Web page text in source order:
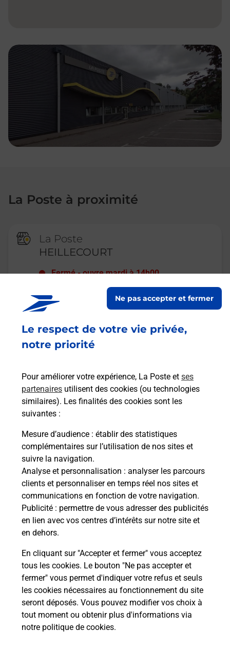
Le respect de votre vie privée,
notre priorité
Pour améliorer votre expérience, La Poste et ses
partenaires utilisent des cookies (ou technologies
similaires). Les finalités des cookies sont les
suivantes :
Mesure d’audience : établir des statistiques
complémentaires sur l’utilisation de nos sites et
suivre la navigation.
Analyse et personnalisation : analyser les parcours
clients et personnaliser en temps réel nos sites et
communications en fonction de votre navigation.
Publicité : permettre de vous adresser des publicités
en lien avec vos centres d’intérêts sur notre site et
en dehors.
En cliquant sur "Accepter et fermer" vous acceptez
tous les cookies. Le bouton "Ne pas accepter et
fermer" vous permet d'indiquer votre refus et seuls
les cookies nécessaires au fonctionnement du site
seront déposés. Vous pouvez modifier vos choix à
tout moment ou obtenir plus d'informations via
notre politique de cookies.
Ne pas accepter et fermer
La Poste à proximité
La Poste
HEILLECOURT
Fermé-ouvre mardi à 14h00
32 RUE GUSTAVE LEMAIRE
54180
HEILLECOURT
En savoir plus
VANDOEUVRE PARCS ET
CHATEAUX
Fermé
1 RUE DE KEHL
54500 VANDOEUVRE LES NANCY
En savoir plus
Malin !
La Poste
Ouvert 24h/24
En savoir plus
Recherchez un autre point de contact